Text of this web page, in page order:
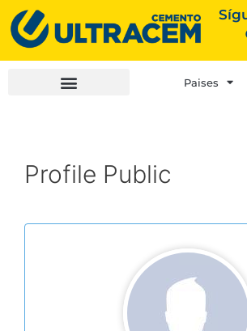
Paises
Profile Public